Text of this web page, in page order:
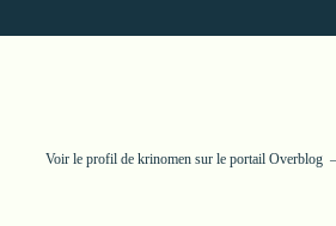
Voir le profil de krinomen sur le portail Overblog